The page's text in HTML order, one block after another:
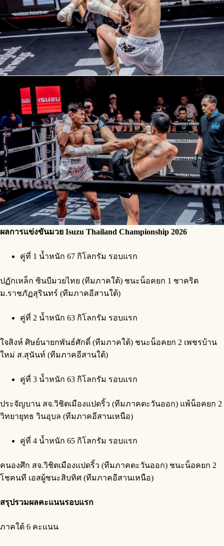
ผลการแข่งขันมวย Isuzu Thailand Championship 2026
คู่ที่ 1 น้ำหนัก 67 กิโลกรัม รอบแรก
ปฏักเหล็ก ซินบีมวยไทย (ทีมภาคใต้) ชนะน็อคยก 1 ชาคริต
ม.ราชภัฏสุรินทร์ (ทีมภาคอีสานใต้)
คู่ที่ 2 น้ำหนัก 63 กิโลกรัม รอบแรก
ใจสิงห์ ศิษย์นายกพันธ์ศักดิ์ (ทีมภาคใต้) ชนะน็อคยก 2 เพชรบ้าน
ใหม่ ส.สุนันท์ (ทีมภาคอีสานใต้)
คู่ที่ 3 น้ำหนัก 63 กิโลกรัม รอบแรก
ประจัญบาน สจ.วิชิตเมืองแปดริ้ว (ทีมภาคตะวันออก) แพ้น็อคยก 2
วิทยายุทธ วินอุบล (ทีมภาคอีสานเหนือ)
คู่ที่ 4 น้ำหนัก 65 กิโลกรัม รอบแรก
คนองศึก สจ.วิชิตเมืองแปดริ้ว (ทีมภาคตะวันออก) ชนะน็อคยก 2
โชคนที เอสผู้ชนะสิบทิศ (ทีมภาคอีสานเหนือ)
สรุปรวมผลคะแนนรอบแรก
ภาคใต้ 6 คะแนน